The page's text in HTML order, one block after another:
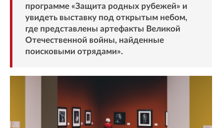
программе «Защита родных рубежей» и
увидеть выставку под открытым небом,
где представлены артефакты Великой
Отечественной войны, найденные
поисковыми отрядами».